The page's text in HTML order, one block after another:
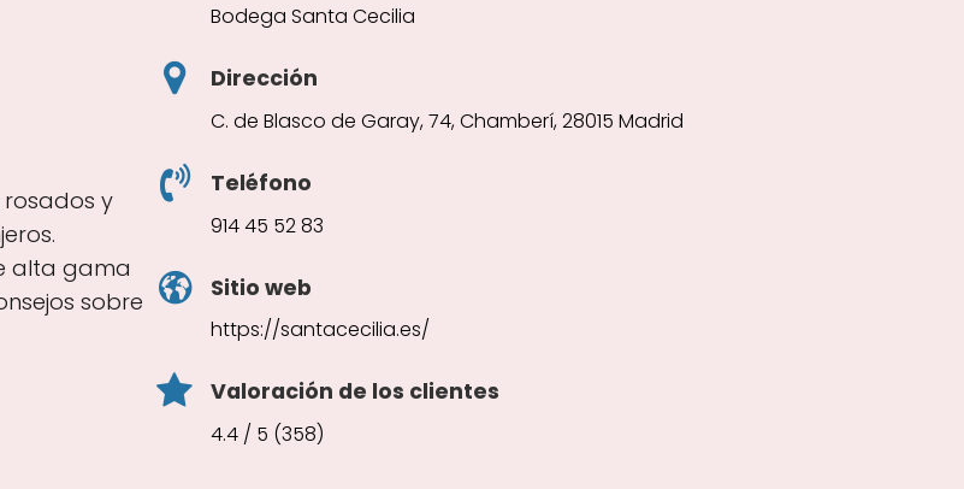
y
alta gama
sobre
Bodega Santa Cecilia
Dirección
C. de Blasco de Garay, 74, Chamberí, 28015 Madrid
Teléfono
914 45 52 83
Sitio web
https://santacecilia.es/
Valoración de los clientes
4.4 / 5 (358)